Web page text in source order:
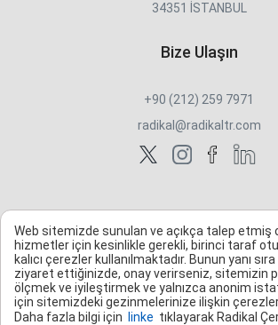
34351 İSTANBUL
Bize Ulaşın
+90 (212) 259 7971
radikal@radikaltr.com
Web sitemizde sunulan ve açıkça talep etmiş
hizmetler için kesinlikle gerekli, birinci taraf
kalıcı çerezler kullanılmaktadır. Bunun yanı
ziyaret ettiğinizde, onay verirseniz, sitemizin
ölçmek ve iyileştirmek ve yalnızca anonim
için sitemizdeki gezinmelerinize ilişkin çerezler
Daha fazla bilgi için
linke tıklayarak Radikal